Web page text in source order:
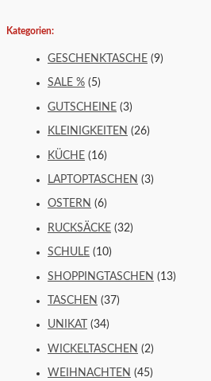
Kategorien:
GESCHENKTASCHE (9)
SALE % (5)
GUTSCHEINE (3)
KLEINIGKEITEN (26)
KÜCHE (16)
LAPTOPTASCHEN (3)
OSTERN (6)
RUCKSÄCKE (32)
SCHULE (10)
SHOPPINGTASCHEN (13)
TASCHEN (37)
UNIKAT (34)
WICKELTASCHEN (2)
WEIHNACHTEN (45)